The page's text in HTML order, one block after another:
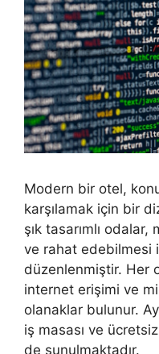
Modern bir otel,
karşılamak için bir
şık tasarımlı
ve rahat edebilmesi
düzenlenmiştir. Her
internet erişimi ve
olanaklar bulunur.
iş masası ve
de sunulmaktadır.